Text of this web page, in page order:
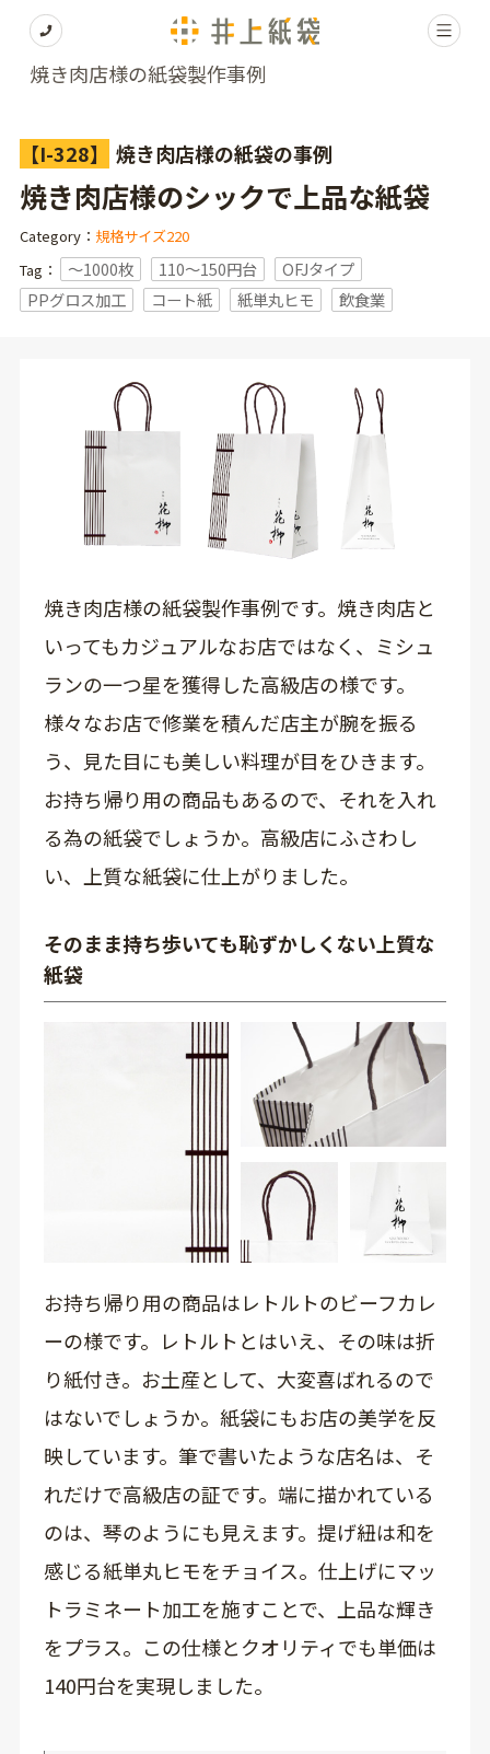
焼き肉店様の紙袋製作事例
【I-328】 焼き肉店様の紙袋の事例
焼き肉店様のシックで上品な紙袋
Category： 規格サイズ220
Tag：
〜1000枚 110～150円台
OFJタイプ
PPグロス加工
コート紙 紙単丸ヒモ 飲食業
焼き肉店様の紙袋製作事例です。焼き肉店と
いってもカジュアルなお店ではなく、ミシュ
ランの一つ星を獲得した高級店の様です。
様々なお店で修業を積んだ店主が腕を振る
う、見た目にも美しい料理が目をひきます。
お持ち帰り用の商品もあるので、それを入れ
る為の紙袋でしょうか。高級店にふさわし
い、上質な紙袋に仕上がりました。
そのまま持ち歩いても恥ずかしくない上質な
紙袋
お持ち帰り用の商品はレトルトのビーフカレ
ーの様です。レトルトとはいえ、その味は折
り紙付き。お土産として、大変喜ばれるので
はないでしょうか。紙袋にもお店の美学を反
映しています。筆で書いたような店名は、そ
れだけで高級店の証です。端に描かれている
のは、琴のようにも見えます。提げ紐は和を
感じる紙単丸ヒモをチョイス。仕上げにマッ
トラミネート加工を施すことで、上品な輝き
をプラス。この仕様とクオリティでも単価は
140円台を実現しました。